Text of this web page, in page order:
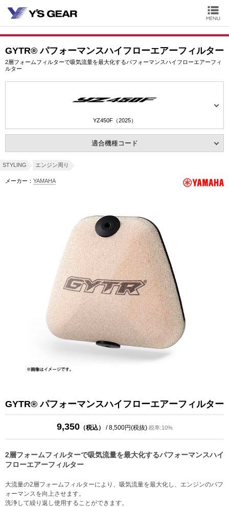
GYTR® パフォーマンスハイフローエアーフィルター
2層フォームフィルターで吸気流量を最大化するパフォーマンスハイフローエアーフィ
ルター
YZ450F（2025）
適合機種コード
STYLING エンジン周り
メーカー： YAMAHA
GYTR® パフォーマンスハイフローエアーフィルター
9,350（税込） / 8,500円(税抜) 税率:10%
2層フォームフィルターで吸気流量を最大化するパフォーマンスハイ
フローエアーフィルター
大流量の2層フォームフィルターにより、吸気流量を最大化し、エンジンのパフ
ォーマンスを向上させます。
洗浄して繰り返し使用することができます。